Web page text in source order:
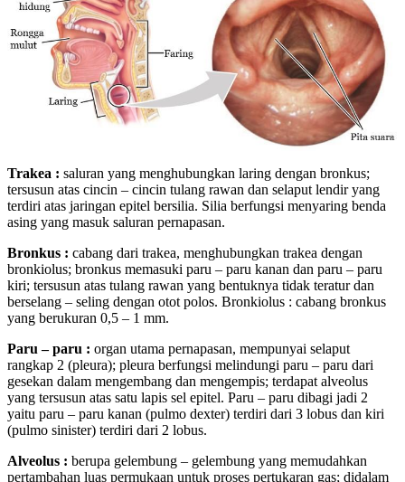
Trakea : saluran yang menghubungkan laring dengan bronkus;
tersusun atas cincin – cincin tulang rawan dan selaput lendir yang
terdiri atas jaringan epitel bersilia. Silia berfungsi menyaring benda
asing yang masuk saluran pernapasan.
Bronkus : cabang dari trakea, menghubungkan trakea dengan
bronkiolus; bronkus memasuki paru – paru kanan dan paru – paru
kiri; tersusun atas tulang rawan yang bentuknya tidak teratur dan
berselang – seling dengan otot polos. Bronkiolus : cabang bronkus
yang berukuran 0,5 – 1 mm.
Paru – paru : organ utama pernapasan, mempunyai selaput
rangkap 2 (pleura); pleura berfungsi melindungi paru – paru dari
gesekan dalam mengembang dan mengempis; terdapat alveolus
yang tersusun atas satu lapis sel epitel. Paru – paru dibagi jadi 2
yaitu paru – paru kanan (pulmo dexter) terdiri dari 3 lobus dan kiri
(pulmo sinister) terdiri dari 2 lobus.
Alveolus : berupa gelembung – gelembung yang memudahkan
pertambahan luas permukaan untuk proses pertukaran gas; didalam